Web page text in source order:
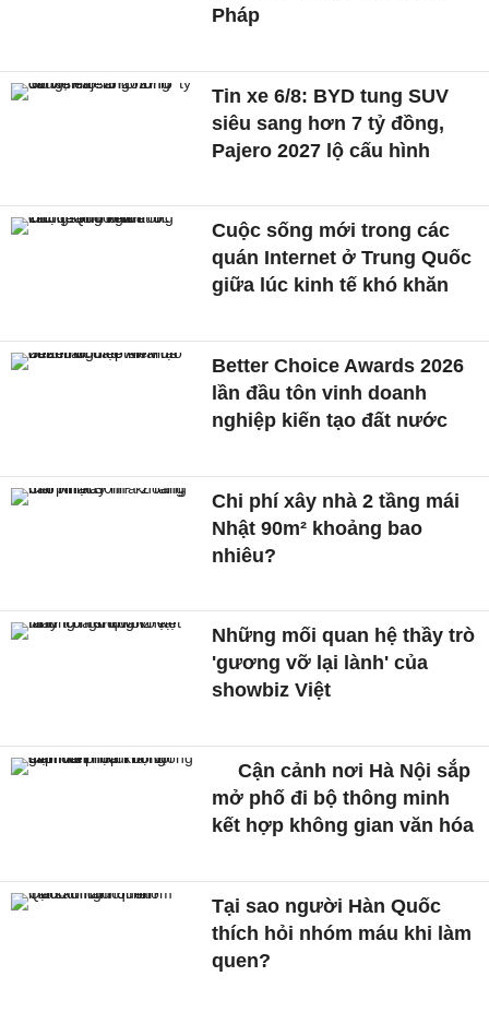
Pháp
Tin xe 6/8: BYD tung SUV
siêu sang hơn 7 tỷ đồng,
Pajero 2027 lộ cấu hình
Cuộc sống mới trong các
quán Internet ở Trung Quốc
giữa lúc kinh tế khó khăn
Better Choice Awards 2026
lần đầu tôn vinh doanh
nghiệp kiến tạo đất nước
Chi phí xây nhà 2 tầng mái
Nhật 90m² khoảng bao
nhiêu?
Những mối quan hệ thầy trò
'gương vỡ lại lành' của
showbiz Việt
Cận cảnh nơi Hà Nội sắp
mở phố đi bộ thông minh
kết hợp không gian văn hóa
Tại sao người Hàn Quốc
thích hỏi nhóm máu khi làm
quen?